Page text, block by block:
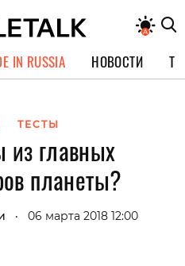
IN RUSSIA НОВОСТИ
ТЕСТЫ
из главных
планеты?
• 06 марта 2018 12:00